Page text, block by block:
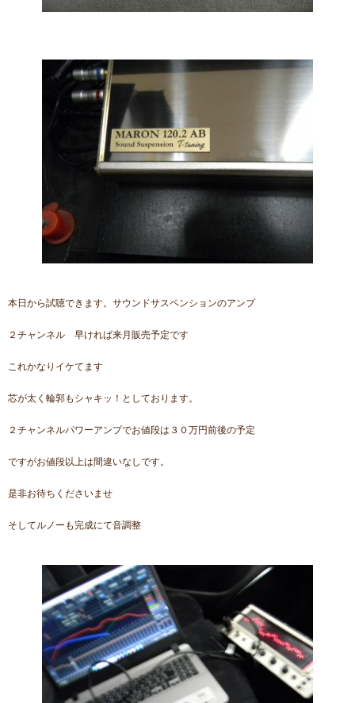
本日から試聴できます。サウンドサスペンションのアンプ
２チャンネル 早ければ来月販売予定です
これかなりイケてます
芯が太く輪郭もシャキッ！としております。
２チャンネルパワーアンプでお値段は３０万円前後の予定
ですがお値段以上は間違いなしです。
是非お待ちくださいませ
そしてルノーも完成にて音調整